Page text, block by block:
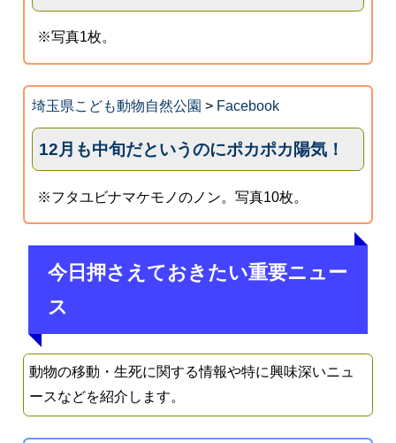
※写真1枚。
埼玉県こども動物自然公園 > Facebook
12月も中旬だというのにポカポカ陽気！
※フタユビナマケモノのノン。写真10枚。
今日押さえておきたい重要ニュー
ス
動物の移動・生死に関する情報や特に興味深いニュ
ースなどを紹介します。